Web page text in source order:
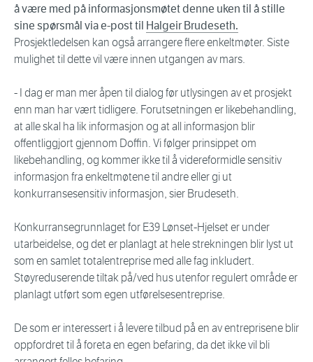
å være med på informasjonsmøtet denne uken til å stille
sine spørsmål via e-post til Halgeir Brudeseth.
Prosjektledelsen kan også arrangere flere enkeltmøter. Siste
mulighet til dette vil være innen utgangen av mars.
- I dag er man mer åpen til dialog før utlysingen av et prosjekt
enn man har vært tidligere. Forutsetningen er likebehandling,
at alle skal ha lik informasjon og at all informasjon blir
offentliggjort gjennom Doffin. Vi følger prinsippet om
likebehandling, og kommer ikke til å videreformidle sensitiv
informasjon fra enkeltmøtene til andre eller gi ut
konkurransesensitiv informasjon, sier Brudeseth.
Konkurransegrunnlaget for E39 Lønset-Hjelset er under
utarbeidelse, og det er planlagt at hele strekningen blir lyst ut
som en samlet totalentreprise med alle fag inkludert.
Støyreduserende tiltak på/ved hus utenfor regulert område er
planlagt utført som egen utførelsesentreprise.
De som er interessert i å levere tilbud på en av entreprisene blir
oppfordret til å foreta en egen befaring, da det ikke vil bli